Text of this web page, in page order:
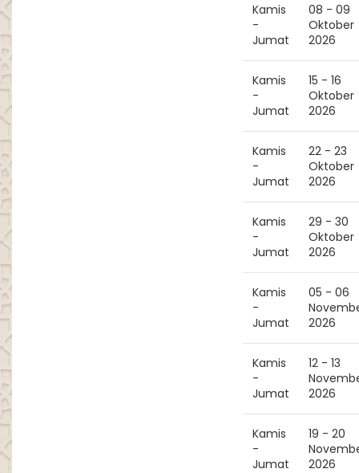
Kamis
-
Jumat
08 - 09
Oktober
2026
Kamis
-
Jumat
15 - 16
Oktober
2026
Kamis
-
Jumat
22 - 23
Oktober
2026
Kamis
-
Jumat
29 - 30
Oktober
2026
Kamis
-
Jumat
05 - 06
2026
Kamis
-
Jumat
12 - 13
2026
Kamis
-
Jumat
19 - 20
2026